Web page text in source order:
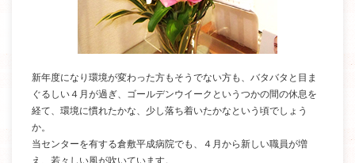
新年度になり環境が変わった方もそうでない方も、バタバタと目ま
ぐるしい４月が過ぎ、ゴールデンウイークというつかの間の休息を
経て、環境に慣れたかな、少し落ち着いたかなという頃でしょう
か。
当センターを有する倉敷平成病院でも、４月から新しい職員が増
え、若々しい風が吹いています。